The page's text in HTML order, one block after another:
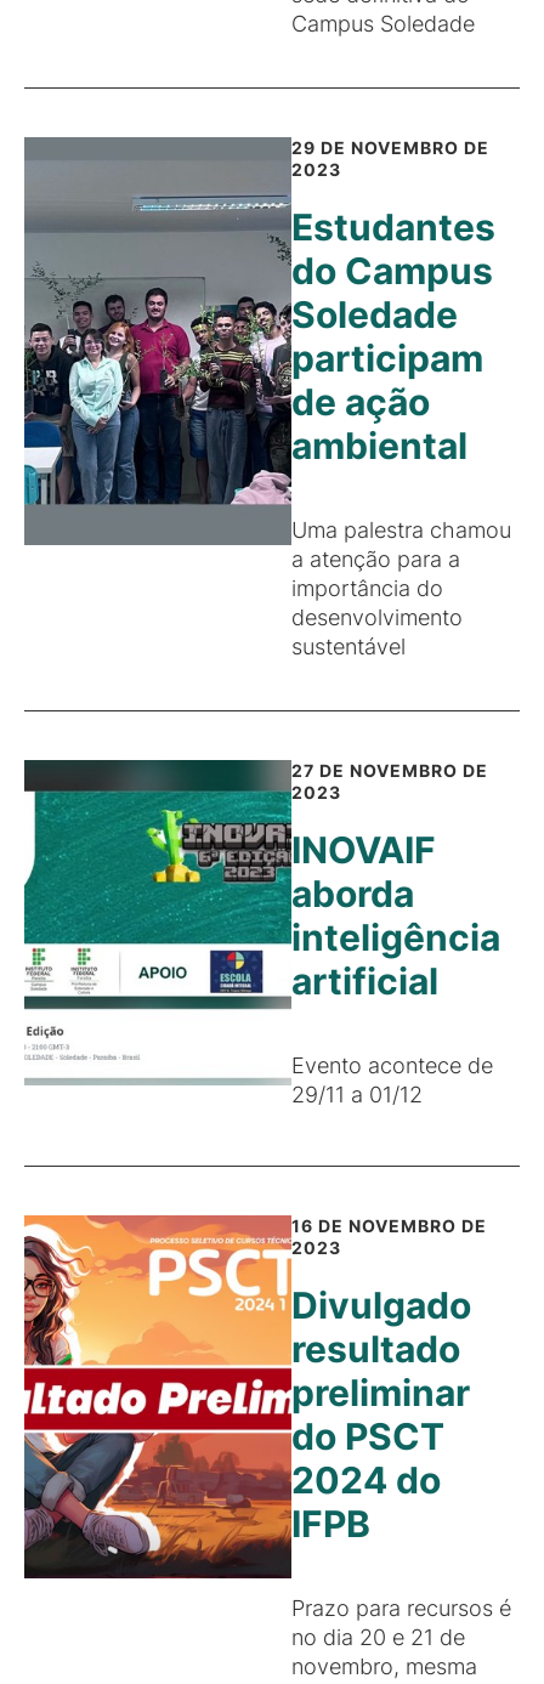
Campus Soledade
29 DE NOVEMBRO DE
2023
Estudantes
do Campus
Soledade
participam
de ação
ambiental
Uma palestra chamou
a atenção para a
importância do
desenvolvimento
sustentável
27 DE NOVEMBRO DE
2023
INOVAIF
aborda
inteligência
artificial
Evento acontece de
29/11 a 01/12
16 DE NOVEMBRO DE
2023
Divulgado
resultado
preliminar
do PSCT
2024 do
IFPB
Prazo para recursos é
no dia 20 e 21 de
novembro, mesma